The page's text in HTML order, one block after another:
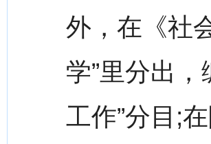
外，在《社
学”里分出，
工作”分目;